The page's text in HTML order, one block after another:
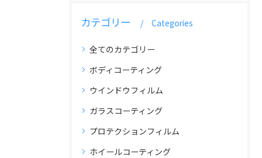
カテゴリー Categories
全てのカテゴリー
ボディコーティング
ウインドウフィルム
ガラスコーティング
プロテクションフィルム
ホイールコーティング